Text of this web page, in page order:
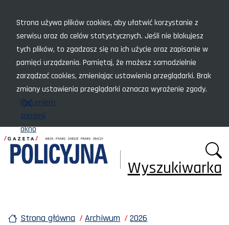
Strona używa plików cookies, aby ułatwić korzystanie z
serwisu oraz do celów statystycznych. Jeśli nie blokujesz
tych plików, to zgadzasz się na ich użycie oraz zapisanie w
pamięci urządzenia. Pamiętaj, że możesz samodzielnie
zarządzać cookies, zmieniając ustawienia przeglądarki. Brak
zmiany ustawienia przeglądarki oznacza wyrażenie zgody.
Rozumiem,
zamknij
okno
Wyszukiwarka
Strona główna Archiwum
2026